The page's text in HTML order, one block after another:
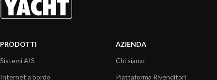
PRODOTTI
Sistemi AIS
Internet a bordo
AZIENDA
Chi siamo
Piattaforma Rivenditori